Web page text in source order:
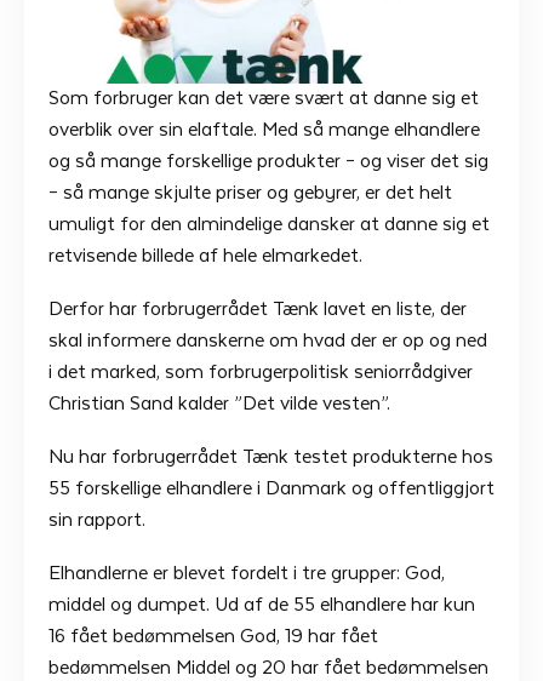
Som forbruger kan det være svært at danne sig et
overblik over sin elaftale. Med så mange elhandlere
og så mange forskellige produkter – og viser det sig
– så mange skjulte priser og gebyrer, er det helt
umuligt for den almindelige dansker at danne sig et
retvisende billede af hele elmarkedet.
Derfor har forbrugerrådet Tænk lavet en liste, der
skal informere danskerne om hvad der er op og ned
i det marked, som forbrugerpolitisk seniorrådgiver
Christian Sand kalder ”Det vilde vesten”.
Nu har forbrugerrådet Tænk testet produkterne hos
55 forskellige elhandlere i Danmark og offentliggjort
sin rapport.
Elhandlerne er blevet fordelt i tre grupper: God,
middel og dumpet. Ud af de 55 elhandlere har kun
16 fået bedømmelsen God, 19 har fået
bedømmelsen Middel og 20 har fået bedømmelsen